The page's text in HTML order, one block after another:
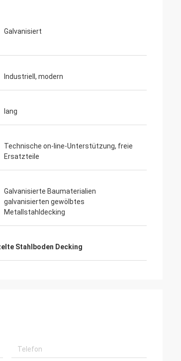
Galvanisiert
Industriell, modern
lang
Technische on-line-Unterstützung, freie
Ersatzteile
Galvanisierte Baumaterialien
galvanisierten gewölbtes
Metallstahldecking
Stahlboden Decking